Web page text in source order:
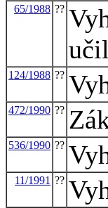
65/1988 ??
124/1988 ??
472/1990 ??
536/1990 ??
11/1991 ??